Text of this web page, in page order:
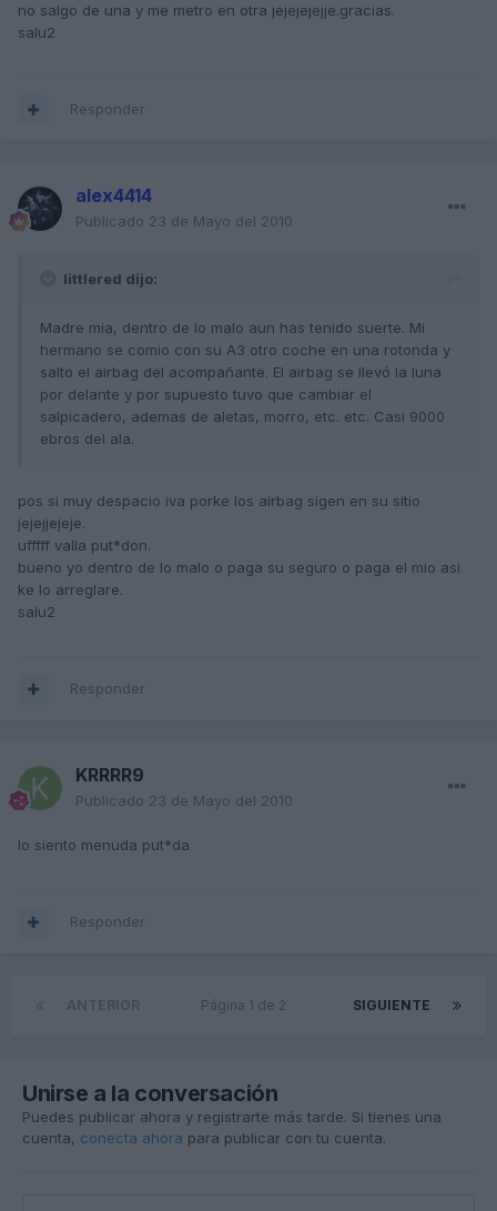
no salgo de una y me metro en otra jejejejejje.gracias.
salu2
Responder
alex4414
Publicado 23 de Mayo del 2010
littlered dijo:
Madre mia, dentro de lo malo aun has tenido suerte. Mi
hermano se comio con su A3 otro coche en una rotonda y
salto el airbag del acompañante. El airbag se llevó la luna
por delante y por supuesto tuvo que cambiar el
salpicadero, ademas de aletas, morro, etc. etc. Casi 9000
ebros del ala.
pos si muy despacio iva porke los airbag sigen en su sitio
jejejjejeje.
ufffff valla put*don.
bueno yo dentro de lo malo o paga su seguro o paga el mio asi
ke lo arreglare.
salu2
Responder
KRRRR9
Publicado 23 de Mayo del 2010
lo siento menuda put*da
Responder
SIGUIENTE
Página 1 de 2
Unirse a la conversación
Puedes publicar ahora y registrarte más tarde. Si tienes una
cuenta, conecta ahora para publicar con tu cuenta.